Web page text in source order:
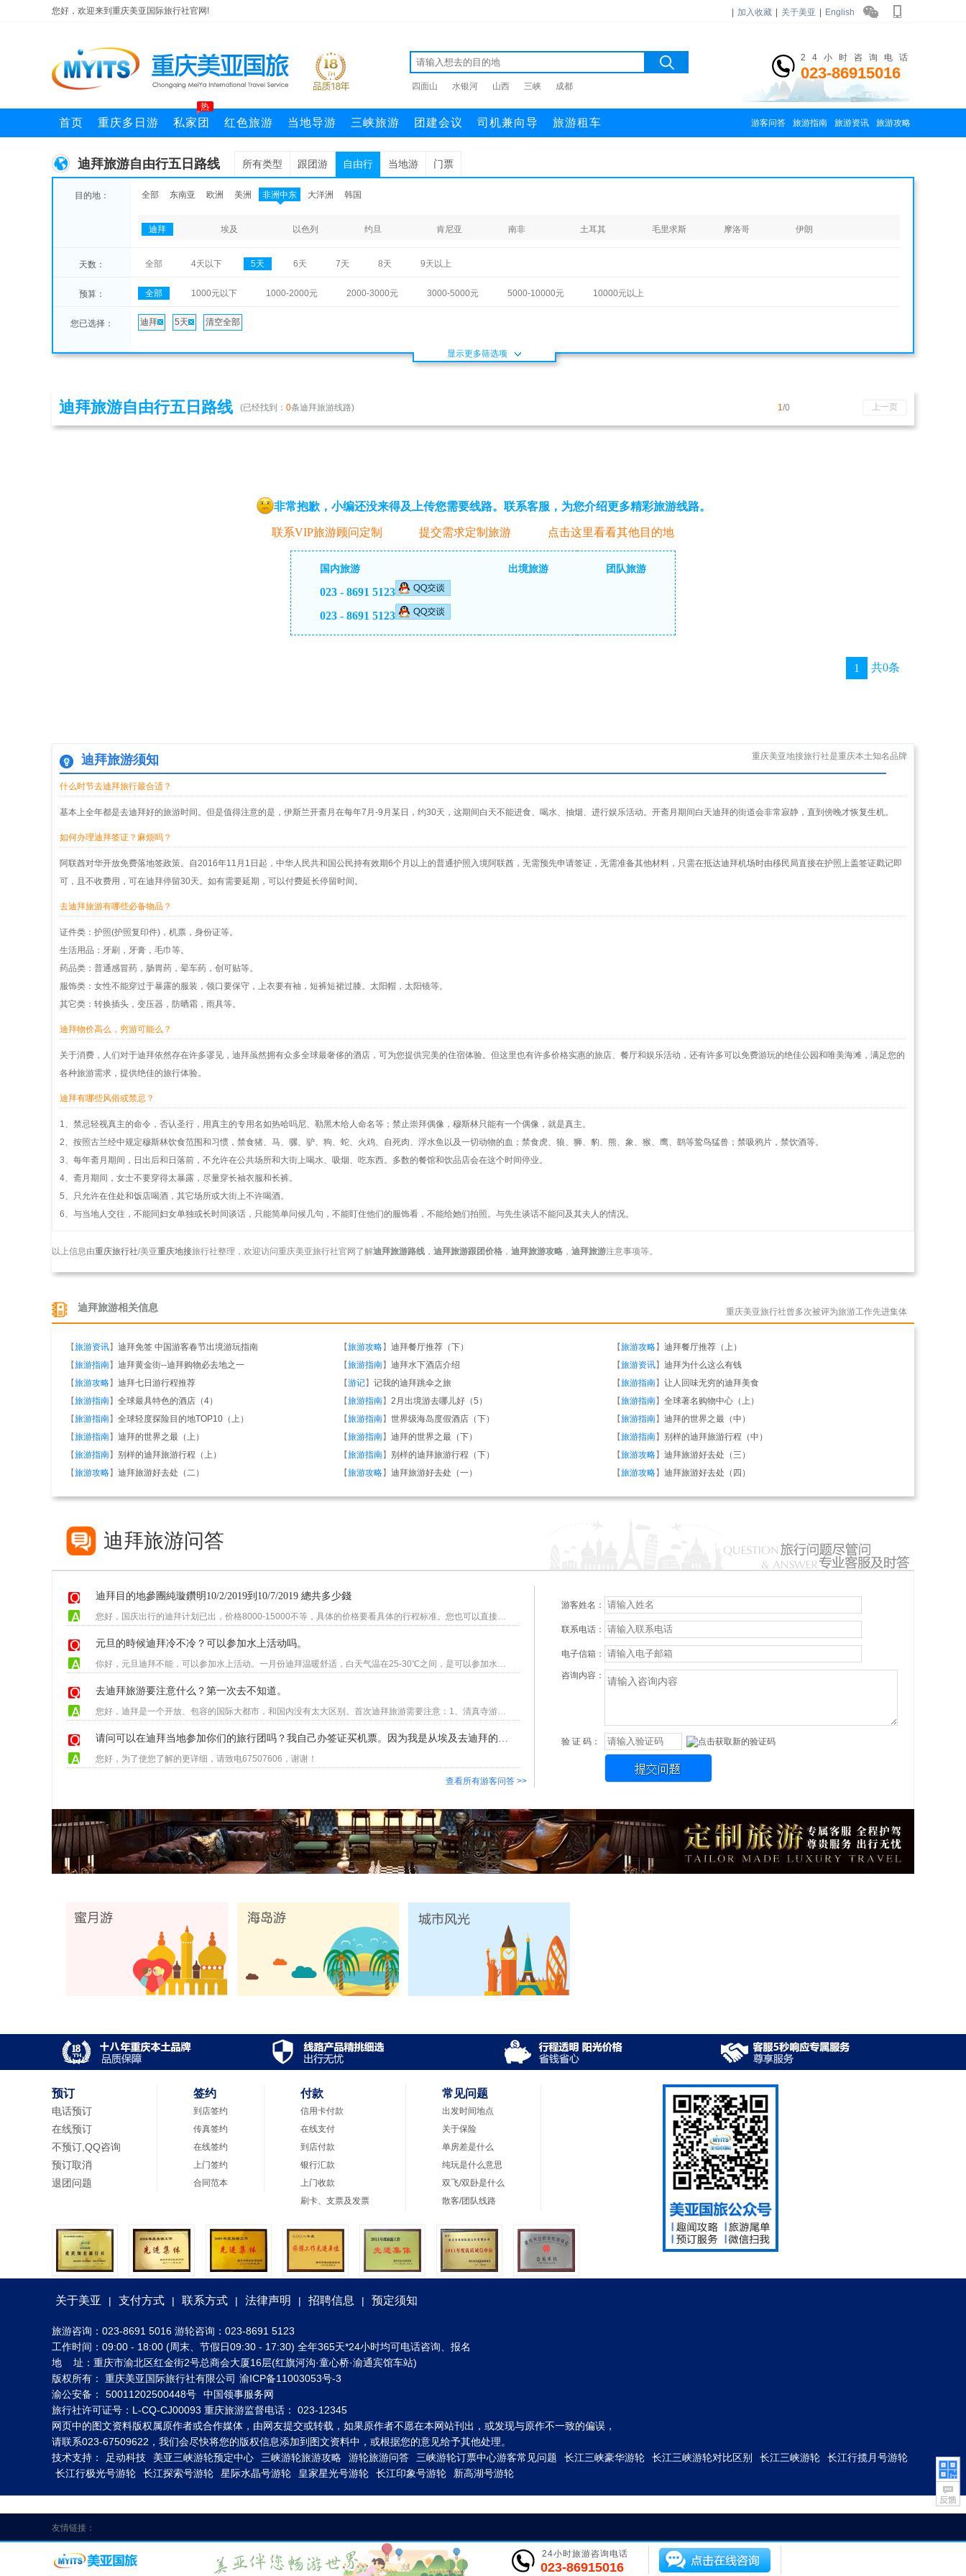
您好，欢迎来到重庆美亚国际旅行社官网! 加入收藏 关于美亚 English
四面山 水银河 山西 三峡 成都
24小时咨询电话
023-86915016
首页 重庆多日游 私家团
热
红色旅游 当地导游 三峡旅游 团建会议 司机兼向导 旅游租车 游客问答 旅游指南 旅游资讯 旅游攻略
迪拜旅游自由行五日路线 所有类型 跟团游 自由行 当地游 门票
目的地： 全部 东南亚 欧洲 美洲 非洲中东 大洋洲 韩国
迪拜 埃及 以色列 约旦 肯尼亚 南非 土耳其 毛里求斯 摩洛哥 伊朗
天数： 全部 4天以下 5天 6天 7天 8天 9天以上
预算： 全部 1000元以下 1000-2000元 2000-3000元 3000-5000元 5000-10000元 10000元以上
您已选择： 迪拜 5天 清空全部
显示更多筛选项
迪拜旅游自由行五日路线 (已经找到： 0条迪拜旅游线路) 1/0 上一页
非常抱歉，小编还没来得及上传您需要线路。联系客服，为您介绍更多精彩旅游线路。
联系VIP旅游顾问定制 提交需求定制旅游 点击这里看看其他目的地
国内旅游
023 - 8691 5123
023 - 8691 5123
出境旅游 团队旅游
共0条
1
重庆美亚地接旅行社是重庆本土知名品牌
迪拜旅游须知
什么时节去迪拜旅行最合适？
基本上全年都是去迪拜好的旅游时间。但是值得注意的是，伊斯兰开斋月在每年7月-9月某日，约30天，这期间白天不能进食、喝水、抽烟、进行娱乐活动。开斋月期间白天迪拜的街道会非常寂静，直到傍晚才恢复生机。
如何办理迪拜签证？麻烦吗？
阿联酋对华开放免费落地签政策。自2016年11月1日起，中华人民共和国公民持有效期6个月以上的普通护照入境阿联酋，无需预先申请签证，无需准备其他材料，只需在抵达迪拜机场时由移民局直接在护照上盖签证戳记即
可，且不收费用，可在迪拜停留30天。如有需要延期，可以付费延长停留时间。
去迪拜旅游有哪些必备物品？
证件类：护照(护照复印件)，机票，身份证等。
生活用品：牙刷，牙膏，毛巾等。
药品类：普通感冒药，肠胃药，晕车药，创可贴等。
服饰类：女性不能穿过于暴露的服装，领口要保守，上衣要有袖，短裤短裙过膝。太阳帽，太阳镜等。
其它类：转换插头，变压器，防晒霜，雨具等。
迪拜物价高么，穷游可能么？
关于消费，人们对于迪拜依然存在许多谬见，迪拜虽然拥有众多全球最奢侈的酒店，可为您提供完美的住宿体验。但这里也有许多价格实惠的旅店、餐厅和娱乐活动，还有许多可以免费游玩的绝佳公园和唯美海滩，满足您的
各种旅游需求，提供绝佳的旅行体验。
迪拜有哪些风俗或禁忌？
1、禁忌轻视真主的命令，否认圣行，用真主的专用名如热哈吗尼、勒黑木给人命名等；禁止崇拜偶像，穆斯林只能有一个偶像，就是真主。
2、按照古兰经中规定穆斯林饮食范围和习惯，禁食猪、马、骡、驴、狗、蛇、火鸡、自死肉、浮水鱼以及一切动物的血；禁食虎、狼、狮、豹、熊、象、猴、鹰、鹞等鸷鸟猛兽；禁吸鸦片，禁饮酒等。
3、每年斋月期间，日出后和日落前，不允许在公共场所和大街上喝水、吸烟、吃东西。多数的餐馆和饮品店会在这个时间停业。
4、斋月期间，女士不要穿得太暴露，尽量穿长袖衣服和长裤。
5、只允许在住处和饭店喝酒，其它场所或大街上不许喝酒。
6、与当地人交往，不能同妇女单独或长时间谈话，只能简单问候几句，不能盯住他们的服饰看，不能给她们拍照。与先生谈话不能问及其夫人的情况。
以上信息由重庆旅行社/美亚重庆地接旅行社整理，欢迎访问重庆美亚旅行社官网了解迪拜旅游路线 ， 迪拜旅游跟团价格 ， 迪拜旅游攻略 ， 迪拜旅游注意事项等。
迪拜旅游相关信息 重庆美亚旅行社曾多次被评为旅游工作先进集体
【旅游资讯】 迪拜免签 中国游客春节出境游玩指南 【旅游攻略】 迪拜餐厅推荐（下） 【旅游攻略】 迪拜餐厅推荐（上）
【旅游指南】 迪拜黄金街--迪拜购物必去地之一 【旅游指南】 迪拜水下酒店介绍 【旅游资讯】 迪拜为什么这么有钱
【旅游攻略】 迪拜七日游行程推荐 【游记】 记我的迪拜跳伞之旅 【旅游指南】 让人回味无穷的迪拜美食
【旅游指南】 全球最具特色的酒店（4） 【旅游指南】 2月出境游去哪儿好（5） 【旅游指南】 全球著名购物中心（上）
【旅游指南】 全球轻度探险目的地TOP10（上） 【旅游指南】 世界级海岛度假酒店（下） 【旅游指南】 迪拜的世界之最（中）
【旅游指南】 迪拜的世界之最（上） 【旅游指南】 迪拜的世界之最（下） 【旅游指南】 别样的迪拜旅游行程（中）
【旅游指南】 别样的迪拜旅游行程（上） 【旅游指南】 别样的迪拜旅游行程（下） 【旅游攻略】 迪拜旅游好去处（三）
【旅游攻略】 迪拜旅游好去处（二） 【旅游攻略】 迪拜旅游好去处（一） 【旅游攻略】 迪拜旅游好去处（四）
迪拜旅游问答
迪拜目的地參團純璇鑽明10/2/2019到10/7/2019 總共多少錢
您好，国庆出行的迪拜计划已出，价格8000-15000不等，具体的价格要看具体的行程标准。您也可以直接拨打023-86915123，感谢您对重庆美亚国旅的关注和支持！
元旦的時候迪拜冷不冷？可以参加水上活动吗。
你好，元旦迪拜不能，可以参加水上活动。一月份迪拜温暖舒适，白天气温在25-30℃之间，是可以参加水上活动的，而且迪拜的水上活动项目种类多，也很精彩。亚特兰蒂斯酒店的水上冒险世界、乐高水上乐园、疯狂维迪都是值得推荐的玩水去处，迪拜旅游的其他问题，可以直接咨询在线客服，或拨打023-86915123咨询。
去迪拜旅游要注意什么？第一次去不知道。
您好，迪拜是一个开放、包容的国际大都市，和国内没有太大区别。首次迪拜旅游需要注意：1、清真寺游览，需注意着装，寺外提供租赁；2、需准备一个英式插头，方便给电子设备充点；3、迪拜的地铁有女性车厢，男性误入会被罚款。迪拜旅游的其他问题，可以直接咨询在线客服，或拨打023-86915123咨询。
请问可以在迪拜当地参加你们的旅行团吗？我自己办签证买机票。因为我是从埃及去迪拜的，不会从重庆出发，谢谢。
您好，为了使您了解的更详细，请致电67507606，谢谢！
查看所有游客问答 >>
游客姓名：
联系电话：
电子信箱：
咨询内容：
验 证 码：
预订
电话预订
在线预订
不预订,QQ咨询
预订取消
退团问题
签约
到店签约
传真签约
在线签约
上门签约
合同范本
付款
信用卡付款
在线支付
到店付款
银行汇款
上门收款
刷卡、支票及发票
常见问题
出发时间地点
关于保险
单房差是什么
纯玩是什么意思
双飞/双卧是什么
散客/团队线路
关于美亚 | 支付方式 | 联系方式 | 法律声明 | 招聘信息 | 预定须知
旅游咨询：023-8691 5016 游轮咨询：023-8691 5123
工作时间：09:00 - 18:00 (周末、节假日09:30 - 17:30) 全年365天*24小时均可电话咨询、报名
地 址：重庆市渝北区红金街2号总商会大厦16层(红旗河沟·童心桥·渝通宾馆车站)
版权所有： 重庆美亚国际旅行社有限公司 渝ICP备11003053号-3
渝公安备：
50011202500448号
中国领事服务网
旅行社许可证号：L-CQ-CJ00093 重庆旅游监督电话： 023-12345
网页中的图文资料版权属原作者或合作媒体，由网友提交或转载，如果原作者不愿在本网站刊出，或发现与原作不一致的偏误，
请联系023-67509622，我们会尽快将您的版权信息添加到图文资料中，或根据您的意见给予其他处理。
技术支持：
足动科技 美亚三峡游轮预定中心 三峡游轮旅游攻略 游轮旅游问答 三峡游轮订票中心游客常见问题 长江三峡豪华游轮 长江三峡游轮对比区别 长江三峡游轮
长江行揽月号游轮
长江行极光号游轮
长江探索号游轮 星际水晶号游轮 皇家星光号游轮 长江印象号游轮 新高湖号游轮
24小时旅游咨询电话
023-86915016
友情链接：